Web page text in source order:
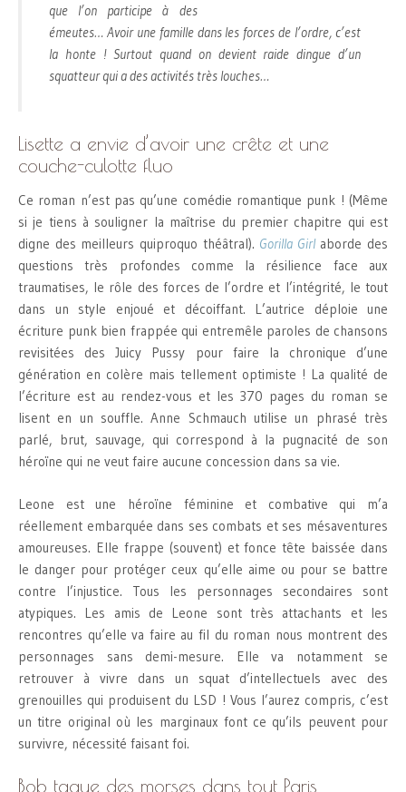
que l’on participe à des
émeutes… Avoir une famille dans les forces de l’ordre, c’est
la honte ! Surtout quand on devient raide dingue d’un
squatteur qui a des activités très louches…
Lisette a envie d’avoir une crête et une
couche-culotte fluo
Ce roman n’est pas qu’une comédie romantique punk ! (Même
si je tiens à souligner la maîtrise du premier chapitre qui est
digne des meilleurs quiproquo théâtral). Gorilla Girlaborde des
questions très profondes comme la résilience face aux
traumatises, le rôle des forces de l’ordre et l’intégrité, le tout
dans un style enjoué et décoiffant. L’autrice déploie une
écriture punk bien frappée qui entremêle paroles de chansons
revisitées des Juicy Pussy pour faire la chronique d’une
génération en colère mais tellement optimiste ! La qualité de
l’écriture est au rendez-vous et les 370 pages du roman se
lisent en un souffle. Anne Schmauch utilise un phrasé très
parlé, brut, sauvage, qui correspond à la pugnacité de son
héroïne qui ne veut faire aucune concession dans sa vie.
Leone est une héroïne féminine et combative qui m’a
réellement embarquée dans ses combats et ses mésaventures
amoureuses. Elle frappe (souvent) et fonce tête baissée dans
le danger pour protéger ceux qu’elle aime ou pour se battre
contre l’injustice. Tous les personnages secondaires sont
atypiques. Les amis de Leone sont très attachants et les
rencontres qu’elle va faire au fil du roman nous montrent des
personnages sans demi-mesure. Elle va notamment se
retrouver à vivre dans un squat d’intellectuels avec des
grenouilles qui produisent du LSD ! Vous l’aurez compris, c’est
un titre original où les marginaux font ce qu’ils peuvent pour
survivre, nécessité faisant foi.
Bob tague des morses dans tout Paris